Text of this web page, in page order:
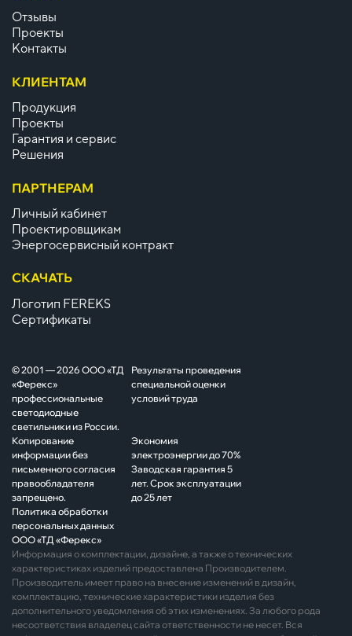
Отзывы
Проекты
Контакты
КЛИЕНТАМ
Продукция
Проекты
Гарантия и сервис
Решения
ПАРТНЕРАМ
Личный кабинет
Проектировщикам
Энергосервисный контракт
СКАЧАТЬ
Логотип FEREKS
Сертификаты
© 2001 — 2026 ООО «ТД
«Ферекс»
профессиональные
светодиодные
светильники из России.
Результаты проведения
специальной оценки
условий труда
Копирование
информации без
письменного согласия
правообладателя
запрещено.
Экономия
электроэнергии до 70%
Заводская гарантия 5
лет. Срок эксплуатации
до 25 лет
Политика обработки
персональных данных
ООО «ТД «Ферекс»
Информация о комплектации, дизайне, а также о технических
характеристиках изделий предоставлена Производителем.
Производитель имеет право на внесение изменений в дизайн,
комплектацию, технические характеристики изделия без
дополнительного уведомления об этих изменениях. За любого рода
несоответствия владелец сайта ответственности не несет. Вся